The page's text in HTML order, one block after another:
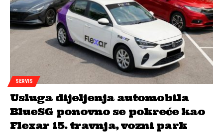
SERVIS
Usluga dijeljenja automobila
BlueSG ponovno se pokreće kao
Flexar 15. travnja, vozni park